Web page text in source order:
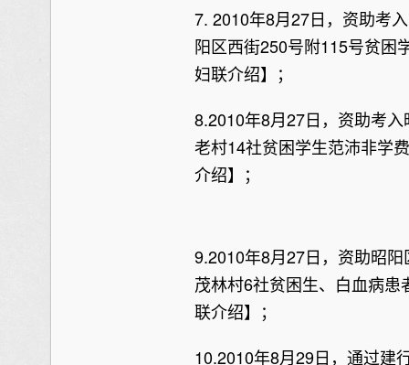
7. 2010年8月27日，资助考
阳区西街250号附115号贫困
妇联介绍】；
8.2010年8月27日，资助考
老村14社贫困学生范沛非学
介绍】；
9.2010年8月27日，资助昭
茂林村6社贫困生、白血病
联介绍】；
10.2010年8月29日，通过建